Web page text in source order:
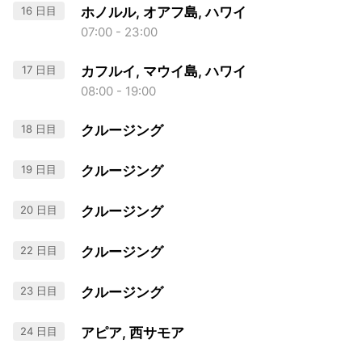
16 日目 ホノルル, オアフ島, ハワイ
07:00 - 23:00
17 日目 カフルイ, マウイ島, ハワイ
08:00 - 19:00
18 日目 クルージング
19 日目 クルージング
20 日目 クルージング
22 日目 クルージング
23 日目 クルージング
24 日目 アピア, 西サモア